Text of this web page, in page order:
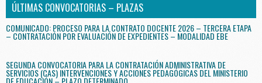
ÚLTIMAS CONVOCATORIAS – PLAZAS
COMUNICADO: PROCESO PARA LA CONTRATO DOCENTE 2026 – TERCERA ETAPA
– CONTRATACIÓN POR EVALUACIÓN DE EXPEDIENTES – MODALIDAD EBE
SEGUNDA CONVOCATORIA PARA LA CONTRATACIÓN ADMINISTRATIVA DE
SERVICIOS (CAS) INTERVENCIONES Y ACCIONES PEDAGÓGICAS DEL MINISTERIO